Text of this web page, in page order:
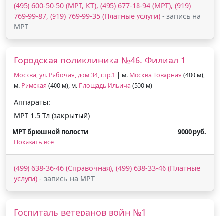
(495) 600-50-50 (МРТ, КТ), (495) 677-18-94 (МРТ), (919)
769-99-87, (919) 769-99-35 (Платные услуги) - запись на
МРТ
Городская поликлиника №46. Филиал 1
Москва, ул. Рабочая, дом 34, стр.1 | м. Москва Товарная (400 м),
м. Римская (400 м), м. Площадь Ильича (500 м)
Аппараты:
МРТ 1.5 Тл (закрытый)
МРТ брюшной полости
9000 руб.
Показать все
(499) 638-36-46 (Справочная), (499) 638-33-46 (Платные
услуги) - запись на МРТ
Госпиталь ветеранов войн №1